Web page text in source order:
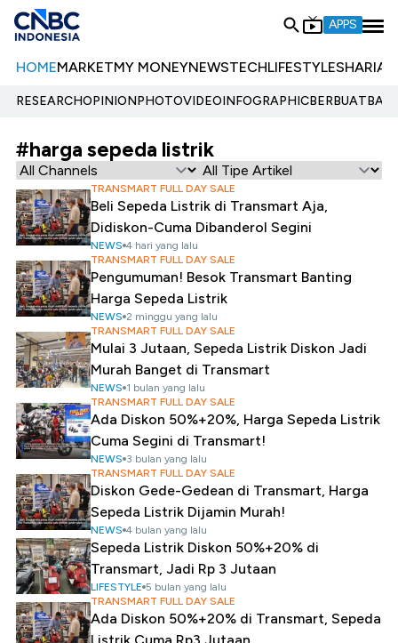
APPS
HOMEMARKETMY MONEYNEWSTECHLIFESTYLESHARIA
RESEARCHOPINIONPHOTOVIDEOINFOGRAPHIC
#harga sepeda listrik
TRANSMART FULL DAY SALE
Beli Sepeda Listrik di Transmart Aja,
Didiskon-Cuma Dibanderol Segini
NEWS 4 hari yang lalu
TRANSMART FULL DAY SALE
Pengumuman! Besok Transmart Banting
Harga Sepeda Listrik
NEWS 2 minggu yang lalu
TRANSMART FULL DAY SALE
Mulai 3 Jutaan, Sepeda Listrik Diskon Jadi
Murah Banget di Transmart
NEWS 1 bulan yang lalu
TRANSMART FULL DAY SALE
Ada Diskon 50%+20%, Harga Sepeda Listrik
Cuma Segini di Transmart!
NEWS 3 bulan yang lalu
TRANSMART FULL DAY SALE
Diskon Gede-Gedean di Transmart, Harga
Sepeda Listrik Dijamin Murah!
NEWS 4 bulan yang lalu
Sepeda Listrik Diskon 50%+20% di
Transmart, Jadi Rp 3 Jutaan
LIFESTYLE 5 bulan yang lalu
TRANSMART FULL DAY SALE
Ada Diskon 50%+20% di Transmart, Sepeda